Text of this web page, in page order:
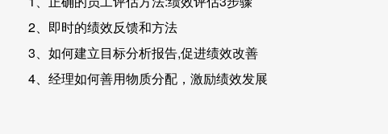
2、即时的绩效反馈和方法
3、如何建立目标分析报告,促进绩效改善
4、经理如何善用物质分配，激励绩效发展